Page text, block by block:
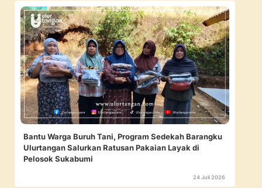
Bantu Warga Buruh Tani, Program Sedekah Barangku
Ulurtangan Salurkan Ratusan Pakaian Layak di
Pelosok Sukabumi
24 Juli 2026